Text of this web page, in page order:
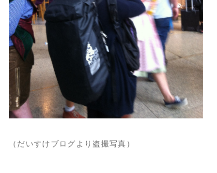
（だいすけブログより盗撮写真）